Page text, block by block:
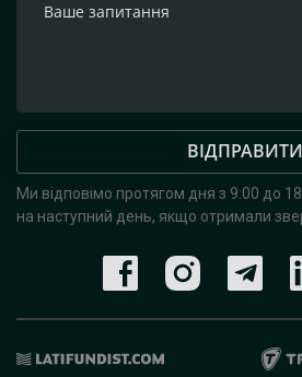
ВІДПРАВИТИ
Ми відповімо протягом дня з 9:00 до
на наступний день, якщо отримали